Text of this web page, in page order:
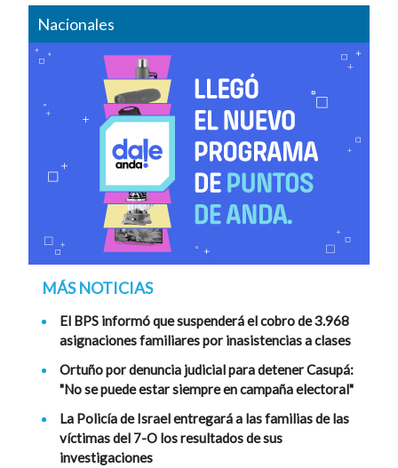
Nacionales
MÁS NOTICIAS
El BPS informó que suspenderá el cobro de 3.968
asignaciones familiares por inasistencias a clases
Ortuño por denuncia judicial para detener Casupá:
"No se puede estar siempre en campaña electoral"
La Policía de Israel entregará a las familias de las
víctimas del 7-O los resultados de sus
investigaciones